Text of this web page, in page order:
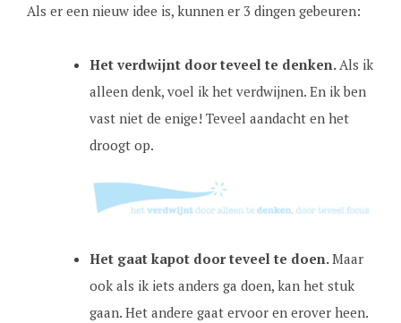
Als er een nieuw idee is, kunnen er 3 dingen gebeuren:
Het verdwijnt door teveel te denken.Als ik
alleen denk, voel ik het verdwijnen. En ik ben
vast niet de enige! Teveel aandacht en het
droogt op.
Het gaat kapot door teveel te doen.Maar
ook als ik iets anders ga doen, kan het stuk
gaan. Het andere gaat ervoor en erover heen.